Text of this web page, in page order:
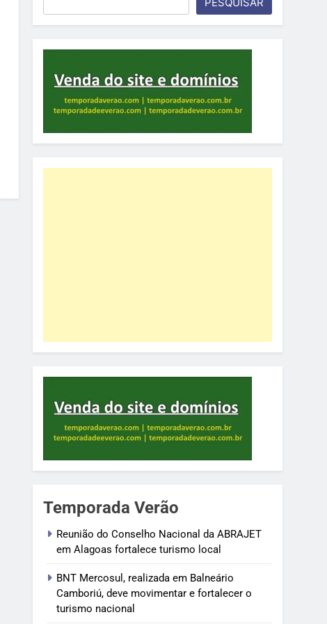
Temporada Verão
Reunião do Conselho Nacional da ABRAJET
em Alagoas fortalece turismo local
BNT Mercosul, realizada em Balneário
Camboriú, deve movimentar e fortalecer o
turismo nacional